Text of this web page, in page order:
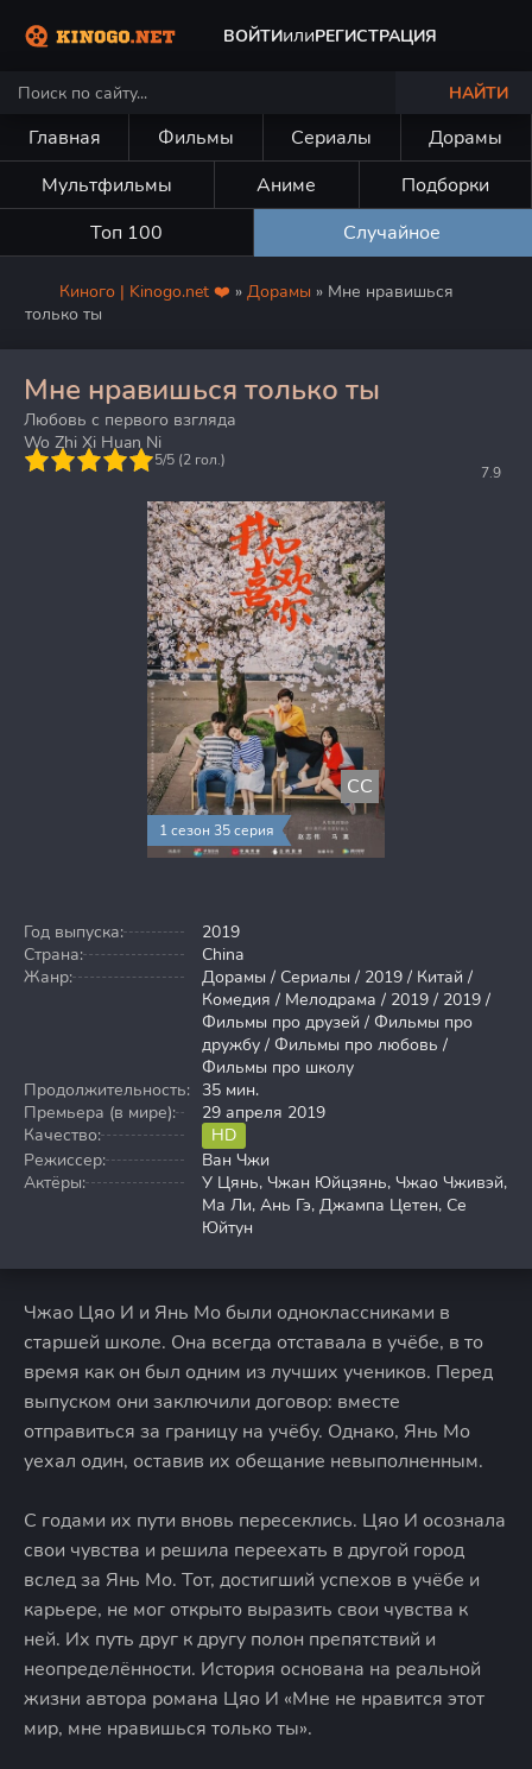
ВОЙТИилиРЕГИСТРАЦИЯ
НАЙТИ
Главная Фильмы Сериалы
Дорамы
Мультфильмы
Аниме
Подборки
Топ 100
Случайное
Киного | Kinogo.net ❤️ » Дорамы » Мне нравишься
только ты
Мне нравишься только ты
Любовь с первого взгляда
Wo Zhi Xi Huan Ni
7.9
5/5 (2 гол.)
CC
1 сезон 35 серия
Год выпуска:
2019
Страна:
China
Жанр:
Дорамы / Сериалы / 2019 / Китай /
Комедия / Мелодрама / 2019 / 2019 /
Фильмы про друзей / Фильмы про
дружбу / Фильмы про любовь /
Фильмы про школу
Продолжительность: 35 мин.
Премьера (в мире):
29 апреля 2019
Качество:
HD
Режиссер:
Ван Чжи
Актёры:
У Цянь, Чжан Юйцзянь, Чжао Чживэй,
Ма Ли, Ань Гэ, Джампа Цетен, Се
Юйтун
Чжао Цяо И и Янь Мо были одноклассниками в
старшей школе. Она всегда отставала в учёбе, в то
время как он был одним из лучших учеников. Перед
выпуском они заключили договор: вместе
отправиться за границу на учёбу. Однако, Янь Мо
уехал один, оставив их обещание невыполненным.
С годами их пути вновь пересеклись. Цяо И осознала
свои чувства и решила переехать в другой город
вслед за Янь Мо. Тот, достигший успехов в учёбе и
карьере, не мог открыто выразить свои чувства к
ней. Их путь друг к другу полон препятствий и
неопределённости. История основана на реальной
жизни автора романа Цяо И «Мне не нравится этот
мир, мне нравишься только ты».